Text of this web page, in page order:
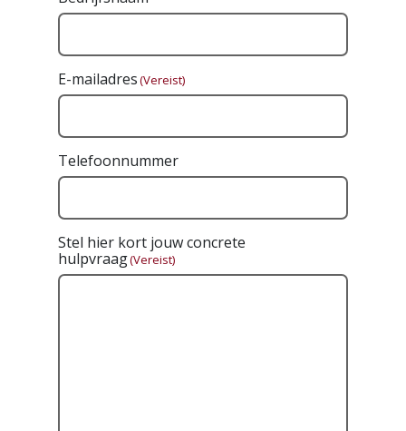
E-mailadres(Vereist)
Telefoonnummer
Stel hier kort jouw concrete
hulpvraag(Vereist)